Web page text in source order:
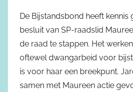
De Bijstandsbond heeft kennis
besluit van SP-raadslid
de raad te stappen. Het
oftewel dwangarbeid voor
is voor haar een breekpunt.
samen met Maureen actie